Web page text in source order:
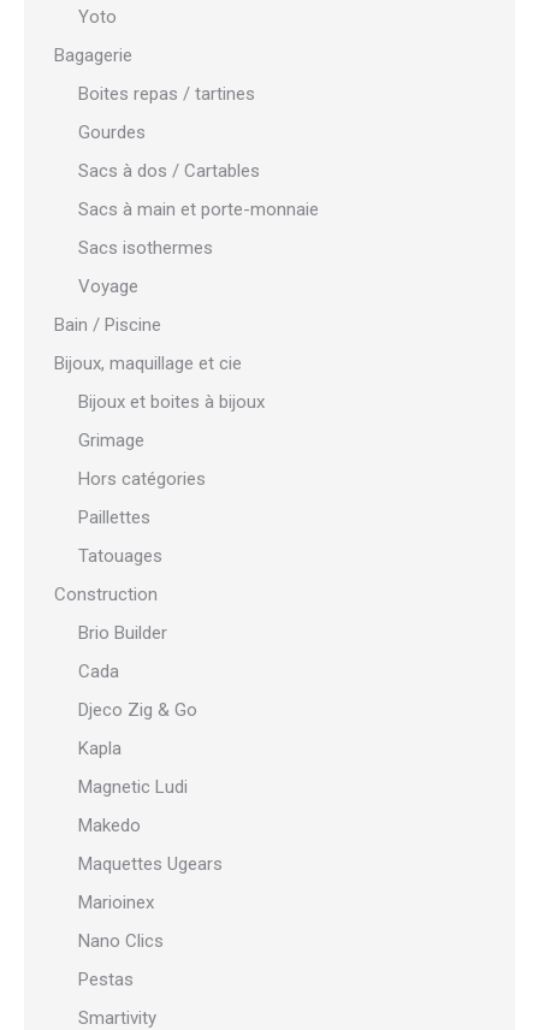
Yoto
Bagagerie
Boites repas / tartines
Gourdes
Sacs à dos / Cartables
Sacs à main et porte-monnaie
Sacs isothermes
Voyage
Bain / Piscine
Bijoux, maquillage et cie
Bijoux et boites à bijoux
Grimage
Hors catégories
Paillettes
Tatouages
Construction
Brio Builder
Cada
Djeco Zig & Go
Kapla
Magnetic Ludi
Makedo
Maquettes Ugears
Marioinex
Nano Clics
Pestas
Smartivity